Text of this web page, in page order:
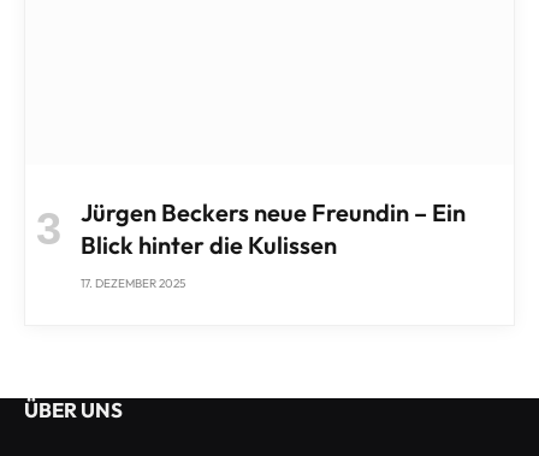
Jürgen Beckers neue Freundin – Ein
Blick hinter die Kulissen
17. DEZEMBER 2025
ÜBER UNS